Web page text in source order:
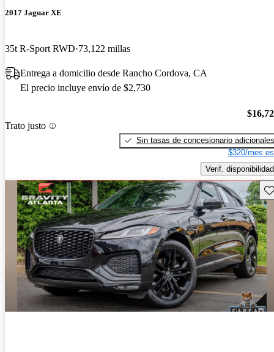
2017 Jaguar XE
35t R-Sport RWD 73,122 millas
Entrega a domicilio desde Rancho Cordova, CA
El precio incluye envío de $2,730
Trato justo
Sin tasas de concesionario adicionales
$320/mes
Verif. disponibilidad